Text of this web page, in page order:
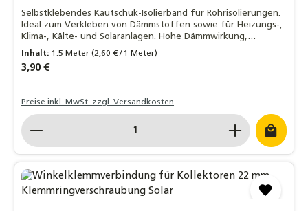
Selbstklebendes Kautschuk-Isolierband für Rohrisolierungen.
Ideal zum Verkleben von Dämmstoffen sowie für Heizungs-,
Klima-, Kälte- und Solaranlagen. Hohe Dämmwirkung,
feuchtigkeitsbeständig und einfach zu verarbeiten.
Inhalt: 1.5 Meter(2,60 € / 1 Meter)
Regulärer Preis:
3,90 €
Preise inkl. MwSt. zzgl. Versandkosten
Produkt Anzahl: Gib den gewünschten Wert